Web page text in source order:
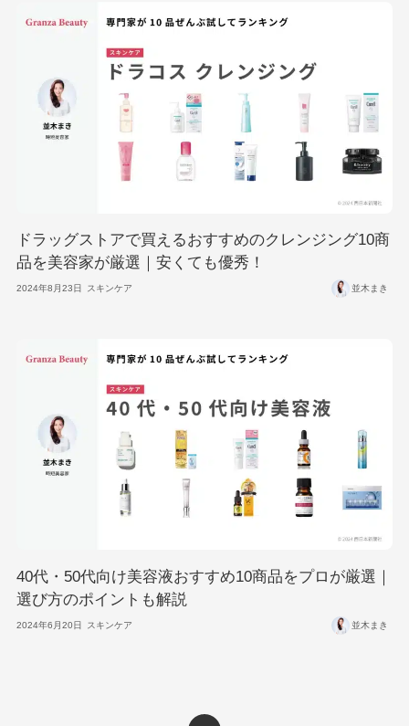
ドラッグストアで買えるおすすめのクレンジング10商
品を美容家が厳選｜安くても優秀！
2024年8月23日 スキンケア 並木まき
40代・50代向け美容液おすすめ10商品をプロが厳選｜
選び方のポイントも解説
2024年6月20日 スキンケア 並木まき